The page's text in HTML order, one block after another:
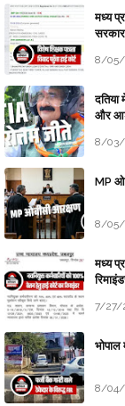
मध्य
सरकार
8/05/
दतिया
और
8/03/
MP
8/05/
मध्य
7/27/
भोपाल
8/04/